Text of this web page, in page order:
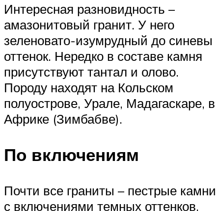
Интересная разновидность –
амазонитовый гранит. У него
зеленовато-изумрудный до синевы
оттенок. Нередко в составе камня
присутствуют тантал и олово.
Породу находят на Кольском
полуострове, Урале, Мадагаскаре, в
Африке (Зимбабве).
По включениям
Почти все граниты – пестрые камни
с включениями темных оттенков.